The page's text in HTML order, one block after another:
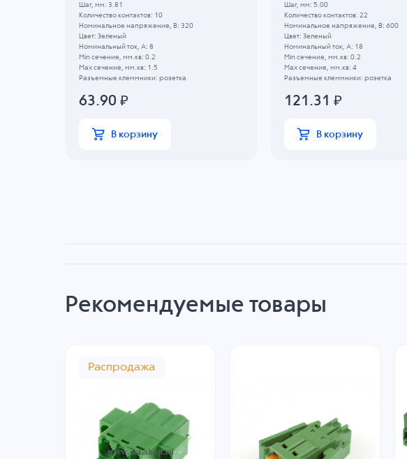
Шаг, мм: 3.81
Количество контактов: 10
Номинальное напряжение, B: 320
Цвет: Зеленый
Номинальный ток, А: 8
Min сечение, мм.кв: 0.2
Max сечение, мм.кв: 1.5
Разъемные клеммники: розетка
63.90 ₽
В корзину
Шаг, мм: 5.00
Количество контактов: 22
Номинальное напряжение, B: 600
Цвет: Зеленый
Номинальный ток, А: 18
Min сечение, мм.кв: 0.2
Max сечение, мм.кв: 4
Разъемные клеммники: розетка
121.31 ₽
В корзину
Рекомендуемые товары
Распродажа